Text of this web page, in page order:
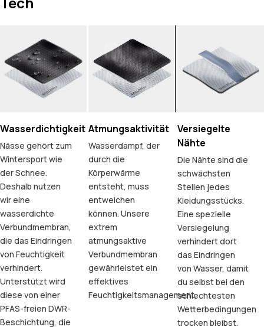
Wasserdichtigkeit
Nässe gehört zum
Wintersport wie
der Schnee.
Deshalb nutzen
wir eine
wasserdichte
Verbundmembran,
die das Eindringen
von Feuchtigkeit
verhindert.
Unterstützt wird
diese von einer
PFAS-freien DWR-
Beschichtung, die
Atmungsaktivität
Wasserdampf, der
durch die
Körperwärme
entsteht, muss
entweichen
können. Unsere
extrem
atmungsaktive
Verbundmembran
gewährleistet ein
effektives
Feuchtigkeitsmanagement.
Versiegelte
Nähte
Die Nähte sind die
schwächsten
Stellen jedes
Kleidungsstücks.
Eine spezielle
Versiegelung
verhindert dort
das Eindringen
von Wasser, damit
du selbst bei den
schlechtesten
Wetterbedingungen
trocken bleibst.